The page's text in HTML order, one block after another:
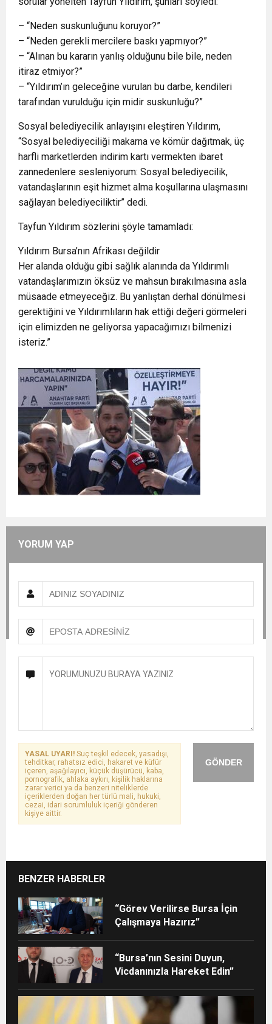
– “Neden suskunluğunu koruyor?”
– “Neden gerekli mercilere baskı yapmıyor?”
– “Alınan bu kararın yanlış olduğunu bile bile, neden
itiraz etmiyor?”
– “Yıldırım’ın geleceğine vurulan bu darbe, kendileri
tarafından vurulduğu için midir suskunluğu?”
Sosyal belediyecilik anlayışını eleştiren Yıldırım,
“Sosyal belediyeciliği makarna ve kömür dağıtmak, üç
harfli marketlerden indirim kartı vermekten ibaret
zannedenlere sesleniyorum: Sosyal belediyecilik,
vatandaşlarının eşit hizmet alma koşullarına ulaşmasını
sağlayan belediyeciliktir” dedi.
Tayfun Yıldırım sözlerini şöyle tamamladı:
Yıldırım Bursa’nın Afrikası değildir
Her alanda olduğu gibi sağlık alanında da Yıldırımlı
vatandaşlarımızın öksüz ve mahsun bırakılmasına asla
müsaade etmeyeceğiz. Bu yanlıştan derhal dönülmesi
gerektiğini ve Yıldırımlıların hak ettiği değeri görmeleri
için elimizden ne geliyorsa yapacağımızı bilmenizi
isteriz.”
YORUM YAP
GÖNDER
YASAL UYARI! Suç teşkil edecek, yasadışı,
tehditkar, rahatsız edici, hakaret ve küfür
içeren, aşağılayıcı, küçük düşürücü, kaba,
pornografik, ahlaka aykırı, kişilik haklarına
zarar verici ya da benzeri niteliklerde
içeriklerden doğan her türlü mali, hukuki,
cezai, idari sorumluluk içeriği gönderen
kişiye aittir.
BENZER HABERLER
“Görev Verilirse Bursa İçin
Çalışmaya Hazırız”
“Bursa’nın Sesini Duyun,
Vicdanınızla Hareket Edin”